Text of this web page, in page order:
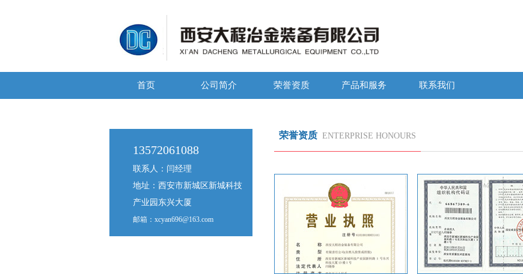
首页 公司简介 荣誉资质 产品和服务 联系我们
13572061088
联系人：闫经理
地址：西安市新城区新城科技
产业园东兴大厦
邮箱：xcyan696@163.com
荣誉资质 ENTERPRISE HONOURS